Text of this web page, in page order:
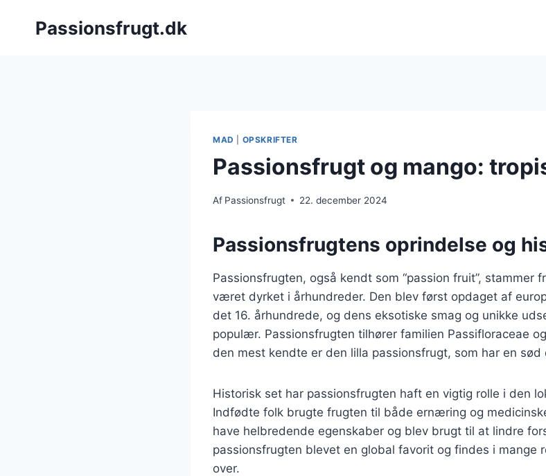
Passionsfrugt.dk
MAD OPSKRIFTER
Passionsfrugt og mango:
Af Passionsfrugt 22. december 2024
Passionsfrugtens oprindelse og
Passionsfrugten, også kendt som “passion fruit”, stammer
været dyrket i århundreder. Den blev først opdaget af
det 16. århundrede, og dens eksotiske smag og unikke
populær. Passionsfrugten tilhører familien Passifloraceae
den mest kendte er den lilla passionsfrugt, som har en sød
Historisk set har passionsfrugten haft en vigtig rolle i den
Indfødte folk brugte frugten til både ernæring og
have helbredende egenskaber og blev brugt til at lindre
passionsfrugten blevet en global favorit og findes i mange
over.